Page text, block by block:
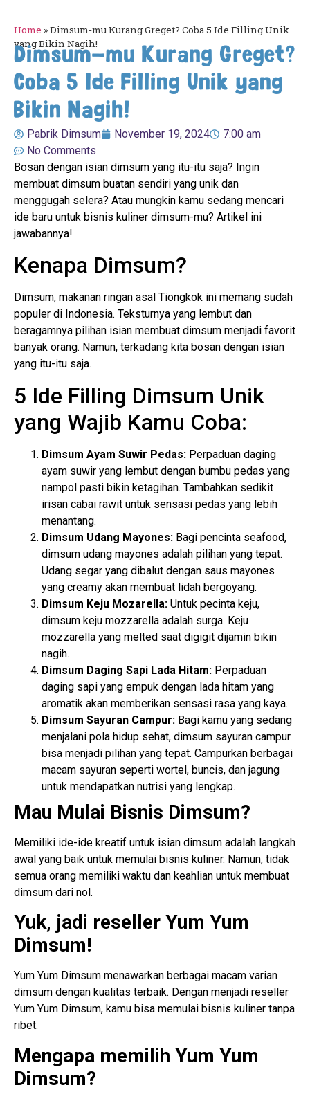
Home »Dimsum-mu Kurang Greget? Coba 5 Ide Filling Unik
yang Bikin Nagih!
Dimsum-mu Kurang Greget?
Coba 5 Ide Filling Unik yang
Bikin Nagih!
Pabrik Dimsum November 19, 2024
7:00 am
No Comments
Bosan dengan isian dimsum yang itu-itu saja? Ingin
membuat dimsum buatan sendiri yang unik dan
menggugah selera? Atau mungkin kamu sedang mencari
ide baru untuk bisnis kuliner dimsum-mu? Artikel ini
jawabannya!
Kenapa Dimsum?
Dimsum, makanan ringan asal Tiongkok ini memang sudah
populer di Indonesia. Teksturnya yang lembut dan
beragamnya pilihan isian membuat dimsum menjadi favorit
banyak orang. Namun, terkadang kita bosan dengan isian
yang itu-itu saja.
5 Ide Filling Dimsum Unik
yang Wajib Kamu Coba:
Dimsum Ayam Suwir Pedas: Perpaduan daging
ayam suwir yang lembut dengan bumbu pedas yang
nampol pasti bikin ketagihan. Tambahkan sedikit
irisan cabai rawit untuk sensasi pedas yang lebih
menantang.
Dimsum Udang Mayones: Bagi pencinta seafood,
dimsum udang mayones adalah pilihan yang tepat.
Udang segar yang dibalut dengan saus mayones
yang creamy akan membuat lidah bergoyang.
Dimsum Keju Mozarella: Untuk pecinta keju,
dimsum keju mozzarella adalah surga. Keju
mozzarella yang melted saat digigit dijamin bikin
nagih.
Dimsum Daging Sapi Lada Hitam: Perpaduan
daging sapi yang empuk dengan lada hitam yang
aromatik akan memberikan sensasi rasa yang kaya.
Dimsum Sayuran Campur: Bagi kamu yang sedang
menjalani pola hidup sehat, dimsum sayuran campur
bisa menjadi pilihan yang tepat. Campurkan berbagai
macam sayuran seperti wortel, buncis, dan jagung
untuk mendapatkan nutrisi yang lengkap.
Mau Mulai Bisnis Dimsum?
Memiliki ide-ide kreatif untuk isian dimsum adalah langkah
awal yang baik untuk memulai bisnis kuliner. Namun, tidak
semua orang memiliki waktu dan keahlian untuk membuat
dimsum dari nol.
Yuk, jadi reseller Yum Yum
Dimsum!
Yum Yum Dimsum menawarkan berbagai macam varian
dimsum dengan kualitas terbaik. Dengan menjadi reseller
Yum Yum Dimsum, kamu bisa memulai bisnis kuliner tanpa
ribet.
Mengapa memilih Yum Yum
Dimsum?